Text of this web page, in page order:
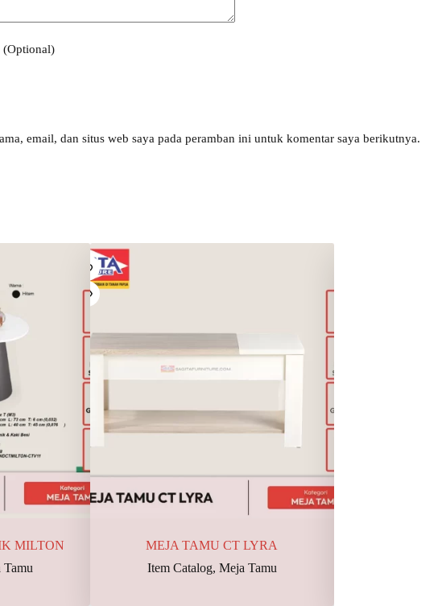
(Optional)
email, dan situs web saya pada peramban ini untuk komentar saya berikutnya.
MILTON
Tamu
MEJA TAMU CT LYRA
Item Catalog, Meja Tamu